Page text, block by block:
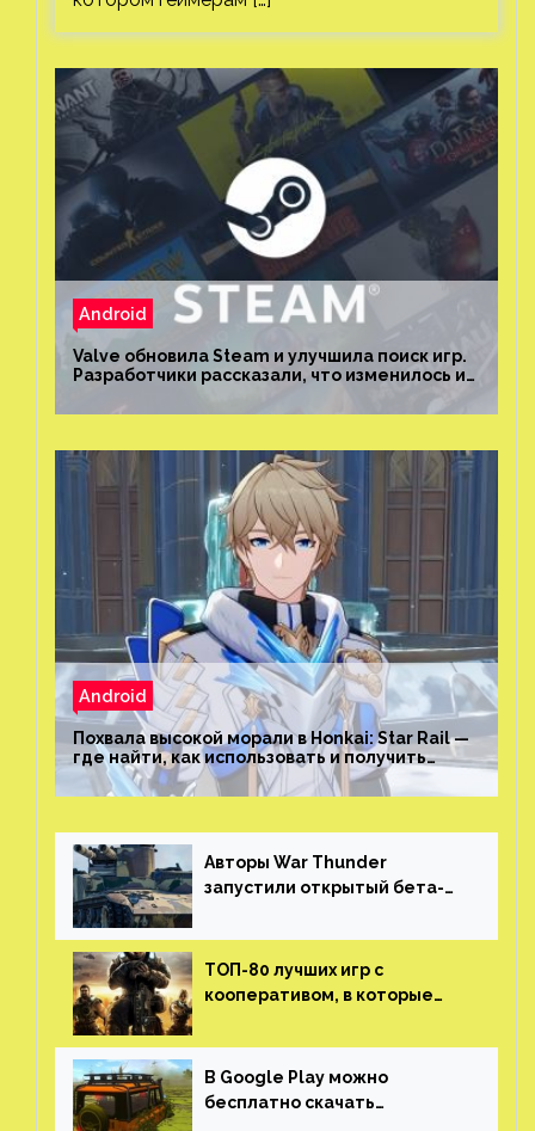
Android
Valve обновила Steam и улучшила поиск игр.
Разработчики рассказали, что изменилось и
Android
Похвала высокой морали в Honkai: Star Rail —
где найти, как использовать и получить
скрытые достижения
Авторы War Thunder
запустили открытый бета-
трейлер и скриншоты
ТОП-80 лучших игр с
кооперативом, в которые
(никаких MMO)
В Google Play можно
бесплатно скачать